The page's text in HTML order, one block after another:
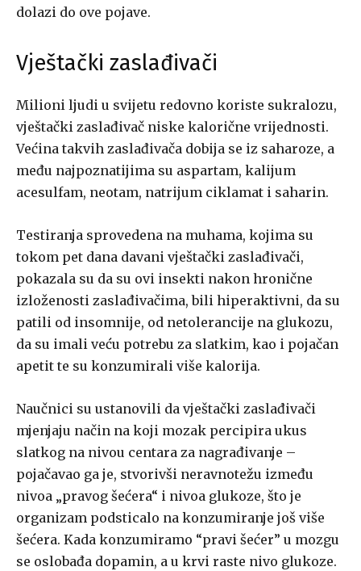
dolazi do ove pojave.
Vještački zaslađivači
Milioni ljudi u svijetu redovno koriste sukralozu,
vještački zaslađivač niske kalorične vrijednosti.
Većina takvih zaslađivača dobija se iz saharoze, a
među najpoznatijima su aspartam, kalijum
acesulfam, neotam, natrijum ciklamat i saharin.
Testiranja sprovedena na muhama, kojima su
tokom pet dana davani vještački zaslađivači,
pokazala su da su ovi insekti nakon hronične
izloženosti zaslađivačima, bili hiperaktivni, da su
patili od insomnije, od netolerancije na glukozu,
da su imali veću potrebu za slatkim, kao i pojačan
apetit te su konzumirali više kalorija.
Naučnici su ustanovili da vještački zaslađivači
mjenjaju način na koji mozak percipira ukus
slatkog na nivou centara za nagrađivanje –
pojačavao ga je, stvorivši neravnotežu između
nivoa „pravog šećera“ i nivoa glukoze, što je
organizam podsticalo na konzumiranje još više
šećera. Kada konzumiramo “pravi šećer” u mozgu
se oslobađa dopamin, a u krvi raste nivo glukoze.